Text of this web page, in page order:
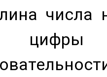
числа
цифры